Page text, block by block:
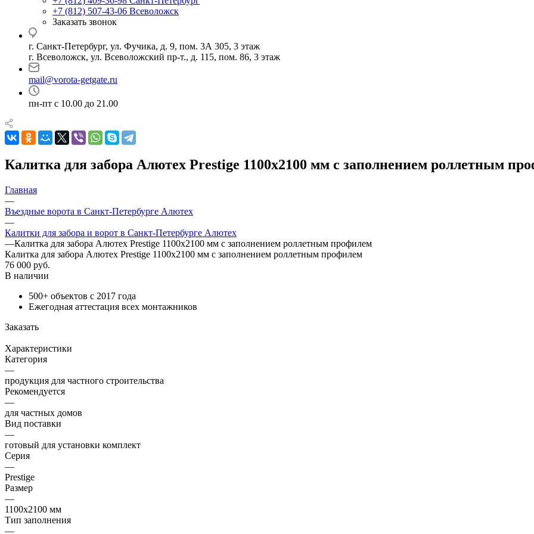
+7 (812) 507-43-06 Всеволожск
Заказать звонок
г. Санкт-Петербург, ул. Фучика, д. 9, пом. 3А 305, 3 этаж
г. Всеволожск, ул. Всеволожский пр-т., д. 115, пом. 86, 3 этаж
mail@vorota-getgate.ru
пн-пт c 10.00 до 21.00
Калитка для забора Алютех Prestige 1100x2100 мм с заполнением роллетным
Главная
—
Въездные ворота в Санкт-Петербурге Алютех
—
Калитки для забора и ворот в Санкт-Петербурге Алютех
—Калитка для забора Алютех Prestige 1100x2100 мм с заполнением роллетным профилем
Калитка для забора Алютех Prestige 1100x2100 мм с заполнением роллетным профилем
76 000 руб.
В наличии
500+ объектов с 2017 года
Ежегодная аттестация всех монтажников
Заказать
Характеристики
Категория
—
продукция для частного строительства
Рекомендуется
—
для частных домов
Вид поставки
—
готовый для установки комплект
Серия
—
Prestige
Размер
—
1100x2100 мм
Тип заполнения
—